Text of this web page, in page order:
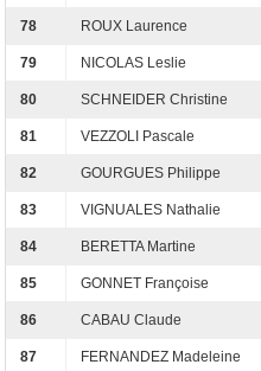
78 ROUX Laurence
79 NICOLAS Leslie
80 SCHNEIDER Christine
81 VEZZOLI Pascale
82 GOURGUES Philippe
83 VIGNUALES Nathalie
84 BERETTA Martine
85 GONNET Françoise
86 CABAU Claude
87 FERNANDEZ Madeleine